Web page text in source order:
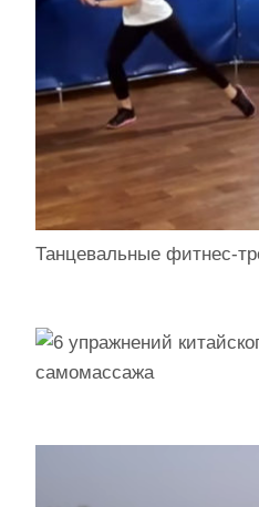
Танцевальные фитнес-
самомассажа